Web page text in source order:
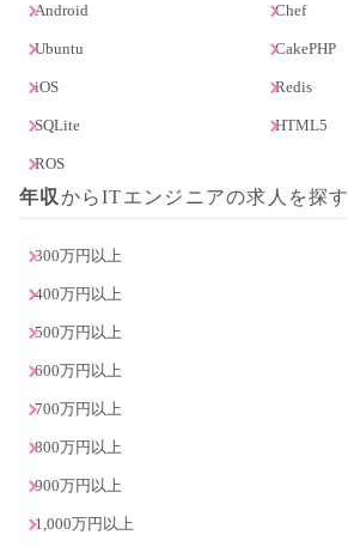
Android Chef
Ubuntu CakePHP
iOS Redis
SQLite HTML5
ROS
年収 からITエンジニアの求人を探す
300万円以上
400万円以上
500万円以上
600万円以上
700万円以上
800万円以上
900万円以上
1,000万円以上